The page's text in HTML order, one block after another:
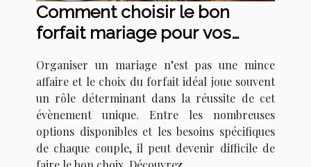
Comment choisir le bon
forfait mariage pour vos
Organiser un mariage n’est pas une mince
affaire et le choix du forfait idéal joue souvent
un rôle déterminant dans la réussite de cet
évènement unique. Entre les nombreuses
options disponibles et les besoins spécifiques
de chaque couple, il peut devenir difficile de